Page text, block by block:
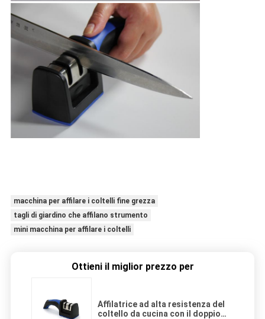
macchina per affilare i coltelli fine grezza
tagli di giardino che affilano strumento
mini macchina per affilare i coltelli
Ottieni il miglior prezzo per
Affilatrice ad alta resistenza del
coltello da cucina con il doppio